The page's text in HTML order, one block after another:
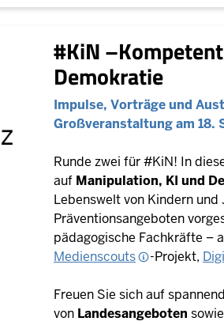
#KiN
Demokratie
Impulse, Vorträge und
Großveranstaltung am 18.
Runde zwei für #KiN! In
auf Manipulation, KI und
Lebenswelt von Kindern
Präventionsangeboten
pädagogische Fachkräfte –
Medienscouts
-Projekt,
Freuen Sie sich auf
von Landesangeboten